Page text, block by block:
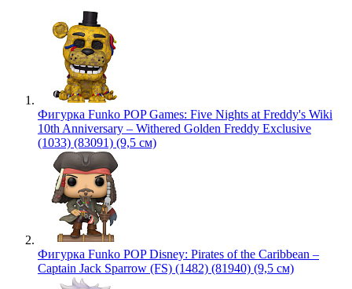
Фигурка Funko POP Games: Five Nights at Freddy's Wiki
10th Anniversary – Withered Golden Freddy Exclusive
(1033) (83091) (9,5 см)
Фигурка Funko POP Disney: Pirates of the Caribbean –
Captain Jack Sparrow (FS) (1482) (81940) (9,5 см)